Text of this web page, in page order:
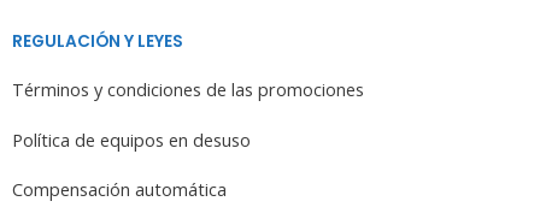
REGULACIÓN Y LEYES
Términos y condiciones de las promociones
Política de equipos en desuso
Compensación automática